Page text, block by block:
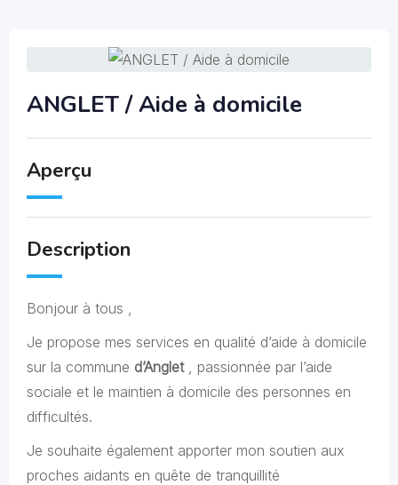
ANGLET / Aide à domicile
Aperçu
Description
Bonjour à tous ,
Je propose mes services en qualité d’aide à domicile
sur la commune d’Anglet, passionnée par l’aide
sociale et le maintien à domicile des personnes en
difficultés.
Je souhaite également apporter mon soutien aux
proches aidants en quête de tranquillité